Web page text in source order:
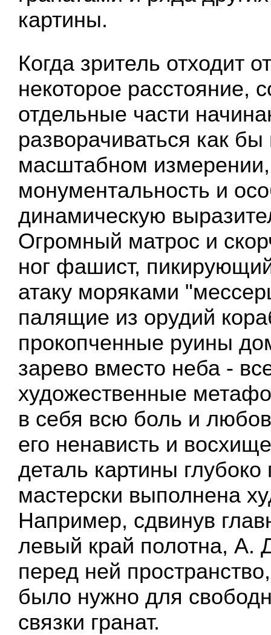
картины.
Когда зритель отходит
некоторое расстояние,
отдельные части
разворачиваться как
масштабном
монументальность и
динамическую
Огромный матрос и
ног фашист,
атаку моряками
палящие из орудий
прокопченные руины
зарево вместо неба -
художественные
в себя всю боль и
его ненависть и
деталь картины
мастерски выполнена
Например, сдвинув
левый край полотна, А.
перед ней
было нужно для
связки гранат.